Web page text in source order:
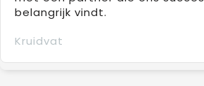
belangrijk vindt.
Kruidvat